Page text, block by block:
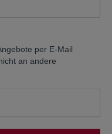
per E-Mail
an andere